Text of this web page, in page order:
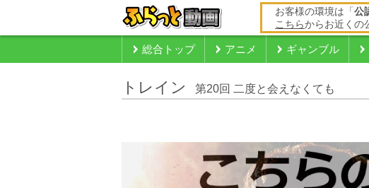
お客様の環境は「 公
こちらからお近くの
総合トップ アニメ ギャンブル
トレイン 第20回 二度と会えなくても